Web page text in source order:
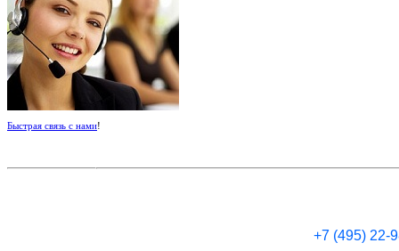
Быстрая связь с нами!
+7 (495) 22-